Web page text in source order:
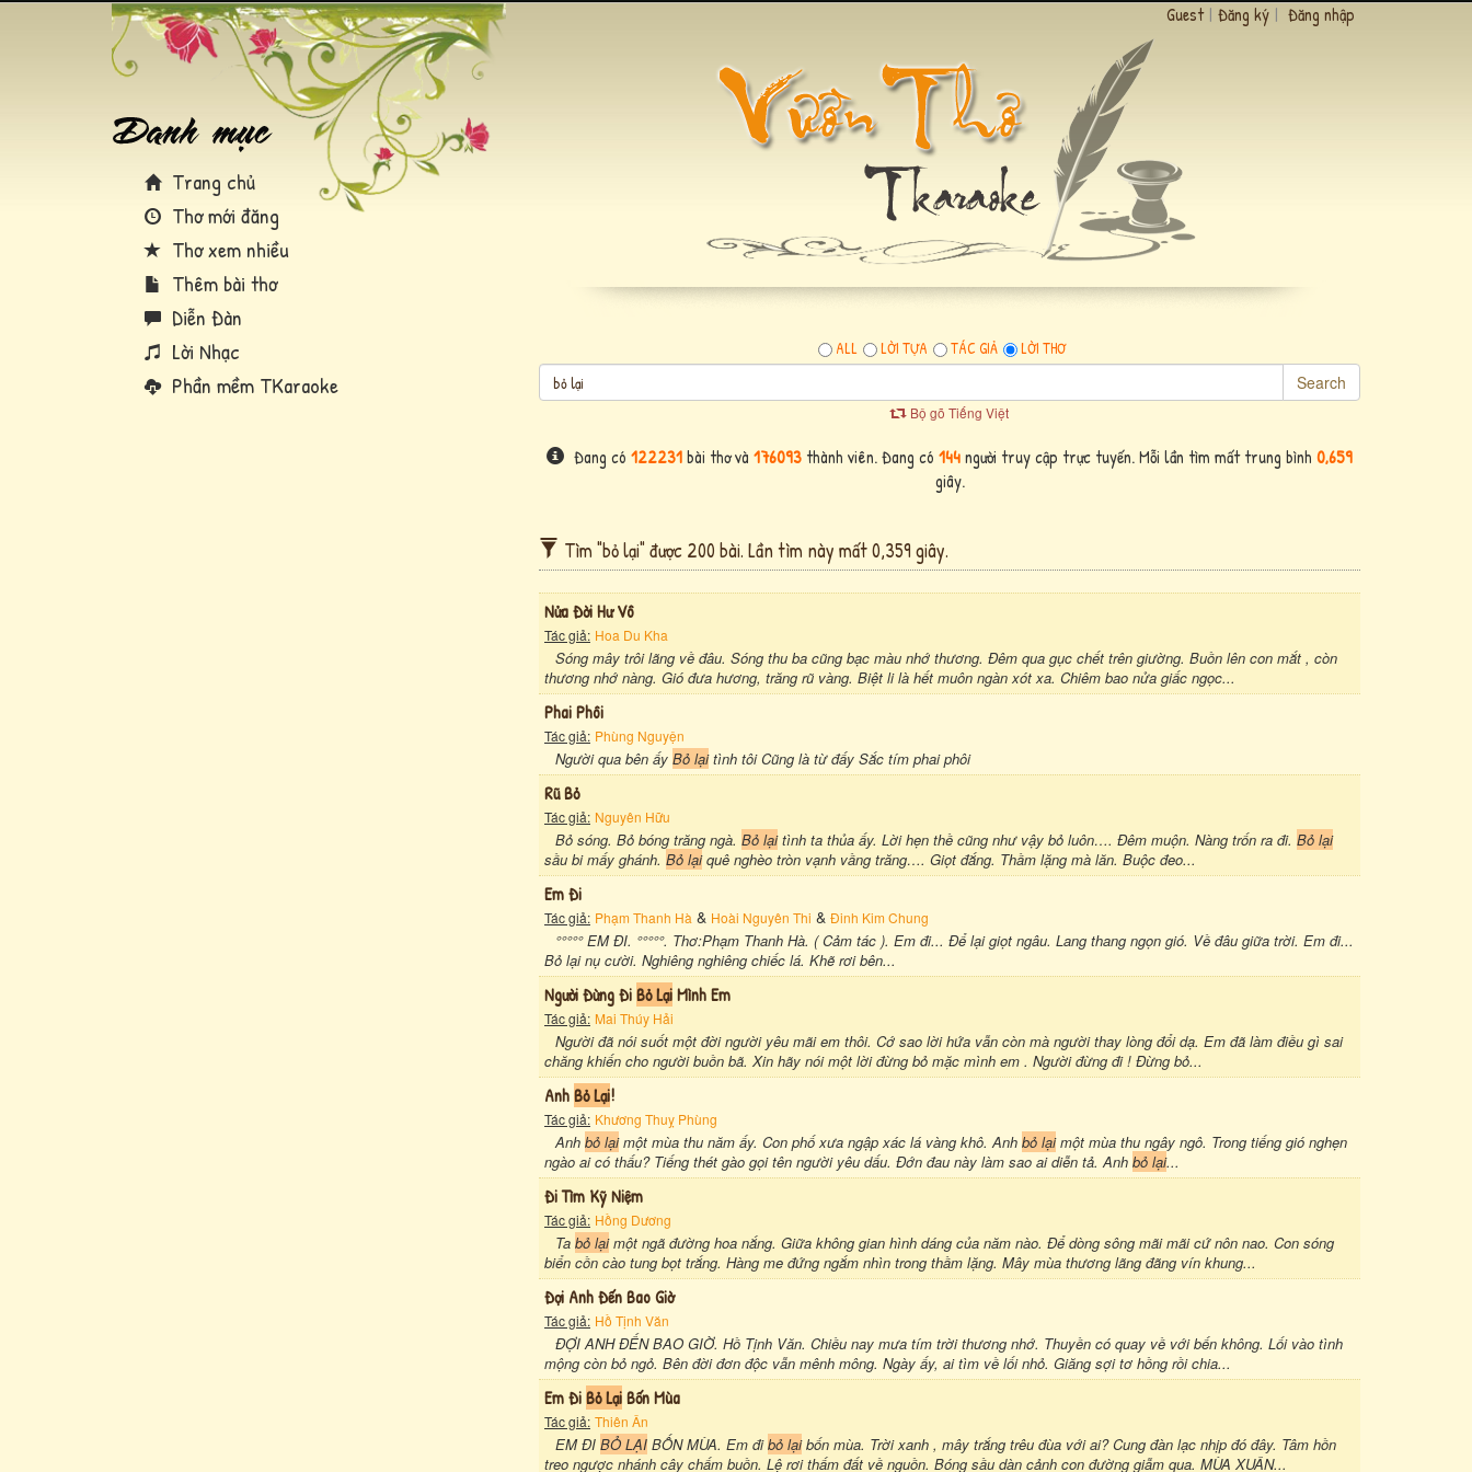
Trang chủ
Thơ mới đăng
Thơ xem nhiều
Thêm bài thơ
Diễn Đàn
Lời Nhạc
Phần mềm TKaraoke
Guest | Đăng ký | Đăng nhập
ALL LỜI TỰA TÁC GIẢ LỜI THƠ
Search
Bộ gõ Tiếng Việt
Đang có 122231bài thơ và 176093 thành viên. Đang có 144người truy cập trực tuyến. Mỗi lần tìm mất trung bình 0,659
giây.
Tìm "bỏ lại" được 200 bài. Lần tìm này mất 0,359 giây.
Nửa Đời Hư Vô
Tác giả: Hoa Du Kha
Sóng mây trôi lãng về đâu. Sóng thu ba cũng bạc màu nhớ thương. Đêm qua gục chết trên giường. Buồn lên con mắt , còn
thương nhớ nàng. Gió đưa hương, trăng rũ vàng. Biệt li là hết muôn ngàn xót xa. Chiêm bao nửa giấc ngọc...
Phai Phôi
Tác giả: Phùng Nguyện
Người qua bên ấy Bỏ lạitình tôi Cũng là từ đấy Sắc tím phai phôi
Rũ Bỏ
Tác giả: Nguyên Hữu
Bỏ sóng. Bỏ bóng trăng ngà. Bỏ lạitình ta thủa ấy. Lời hẹn thề cũng như vậy bỏ luôn…. Đêm muộn. Nàng trốn ra đi. Bỏ lại
sầu bi mấy ghánh. Bỏ lạiquê nghèo tròn vạnh vầng trăng…. Giọt đắng. Thầm lặng mà lăn. Buộc đeo...
Em Đi
Tác giả: Phạm Thanh Hà & Hoài Nguyên Thi & Đinh Kim Chung
°°°°° EM ĐI. °°°°°. Thơ:Phạm Thanh Hà. ( Cảm tác ). Em đi... Để lại giọt ngâu. Lang thang ngọn gió. Về đâu giữa trời. Em đi...
Bỏ lại nụ cười. Nghiêng nghiêng chiếc lá. Khẽ rơi bên...
Người Đừng ĐiBỏ LạiMình Em
Tác giả: Mai Thúy Hải
Người đã nói suốt một đời người yêu mãi em thôi. Cớ sao lời hứa vẫn còn mà người thay lòng đổi dạ. Em đã làm điều gì sai
chăng khiến cho người buồn bã. Xin hãy nói một lời đừng bỏ mặc mình em . Người đừng đi ! Đừng bỏ...
AnhBỏ Lại!
Tác giả: Khương Thuỵ Phùng
Anh bỏ lạimột mùa thu năm ấy. Con phố xưa ngập xác lá vàng khô. Anh bỏ lạimột mùa thu ngây ngô. Trong tiếng gió nghẹn
ngào ai có thấu? Tiếng thét gào gọi tên người yêu dấu. Đớn đau này làm sao ai diễn tả. Anh bỏ lại...
Đi Tìm Kỹ Niệm
Tác giả: Hồng Dương
Ta bỏ lạimột ngã đường hoa nắng. Giữa không gian hình dáng của năm nào. Để dòng sông mãi mãi cứ nôn nao. Con sóng
biển cồn cào tung bọt trắng. Hàng me đứng ngắm nhìn trong thầm lặng. Mây mùa thương lãng đãng vín khung...
Đợi Anh Đến Bao Giờ
Tác giả: Hồ Tịnh Văn
ĐỢI ANH ĐẾN BAO GIỜ. Hồ Tịnh Văn. Chiều nay mưa tím trời thương nhớ. Thuyền có quay về với bến không. Lối vào tình
mộng còn bỏ ngỏ. Bên đời đơn độc vẫn mênh mông. Ngày ấy, ai tìm về lối nhỏ. Giăng sợi tơ hồng rồi chia...
Em ĐiBỏ LạiBốn Mùa
Tác giả: Thiên Ân
EM ĐI BỎ LẠI BỐN MÙA. Em đibỏ lạibốn mùa. Trời xanh , mây trắng trêu đùa với ai? Cung đàn lạc nhịp đó đây. Tâm hồn
treo ngược nhánh cây chấm buồn. Lệ rơi thấm đất về nguồn. Bóng sầu dàn cảnh con đường giẫm qua. MÙA XUÂN...